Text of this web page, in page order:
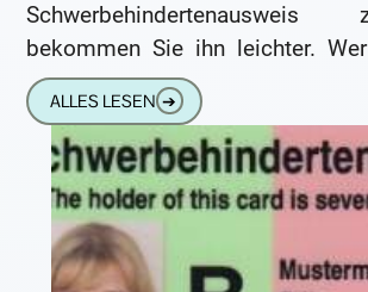
bekommen Sie ihn leichter.
Fähigkeiten eingeschränkt ist,
schwerbehindert gelten und
ALLES LESEN ➔